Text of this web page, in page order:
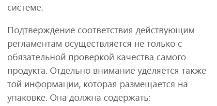
системе.
Подтверждение соответствия действующим
регламентам осуществляется не только с
обязательной проверкой качества самого
продукта. Отдельно внимание уделяется также
той информации, которая размещается на
упаковке. Она должна содержать: